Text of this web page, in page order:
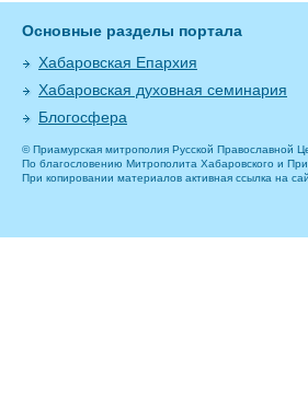
Основные разделы портала
Хабаровская Епархия
Хабаровская духовная семинария
Блогосфера
© Приамурская митрополия Русской Православной
По благословению Митрополита Хабаровского и
При копировании материалов активная ссылка на